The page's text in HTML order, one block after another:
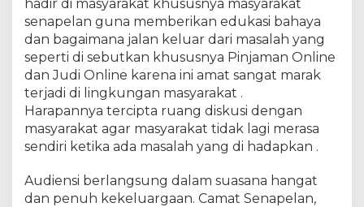
g
a
n
C
a
m
a
t
e
n
hadir di masyarakat khususnya masyarakat
senapelan guna memberikan edukasi bahaya
dan bagaimana jalan keluar dari masalah yang
seperti di sebutkan khususnya Pinjaman Online
dan Judi Online karena ini amat sangat marak
terjadi di lingkungan masyarakat .
Harapannya tercipta ruang diskusi dengan
masyarakat agar masyarakat tidak lagi merasa
sendiri ketika ada masalah yang di hadapkan .
Audiensi berlangsung dalam suasana hangat
dan penuh kekeluargaan. Camat Senapelan,